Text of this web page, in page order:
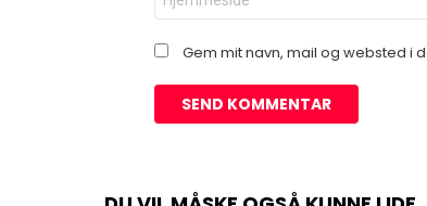
Gem mit navn, mail og websted i